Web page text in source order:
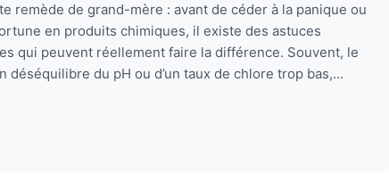
remède de grand-mère : avant de céder à la panique ou
en produits chimiques, il existe des astuces
qui peuvent réellement faire la différence. Souvent, le
déséquilibre du pH ou d’un taux de chlore trop bas,...